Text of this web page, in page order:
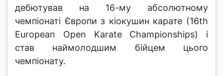
дебютував на 16-му абсолютному
чемпіонаті Європи з кіокушин карате (16th
European Open Karate Championships) і
став наймолодшим бійцем цього
чемпіонату.